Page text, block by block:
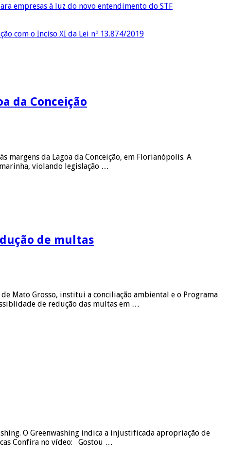
empresas à luz do novo entendimento do STF
com o Inciso XI da Lei nº 13.874/2019
da Conceição
margens da Lagoa da Conceição, em Florianópolis. A
violando legislação …
de multas
Mato Grosso, institui a conciliação ambiental e o Programa
de redução das multas em …
O Greenwashing indica a injustificada apropriação de
Confira no vídeo: Gostou …